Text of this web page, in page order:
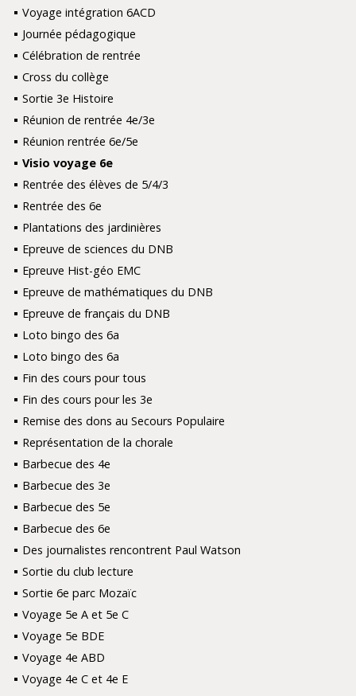
Voyage intégration 6ACD
Journée pédagogique
Célébration de rentrée
Cross du collège
Sortie 3e Histoire
Réunion de rentrée 4e/3e
Réunion rentrée 6e/5e
Visio voyage 6e
Rentrée des élèves de 5/4/3
Rentrée des 6e
Plantations des jardinières
Epreuve de sciences du DNB
Epreuve Hist-géo EMC
Epreuve de mathématiques du DNB
Epreuve de français du DNB
Loto bingo des 6a
Loto bingo des 6a
Fin des cours pour tous
Fin des cours pour les 3e
Remise des dons au Secours Populaire
Représentation de la chorale
Barbecue des 4e
Barbecue des 3e
Barbecue des 5e
Barbecue des 6e
Des journalistes rencontrent Paul Watson
Sortie du club lecture
Sortie 6e parc Mozaïc
Voyage 5e A et 5e C
Voyage 5e BDE
Voyage 4e ABD
Voyage 4e C et 4e E